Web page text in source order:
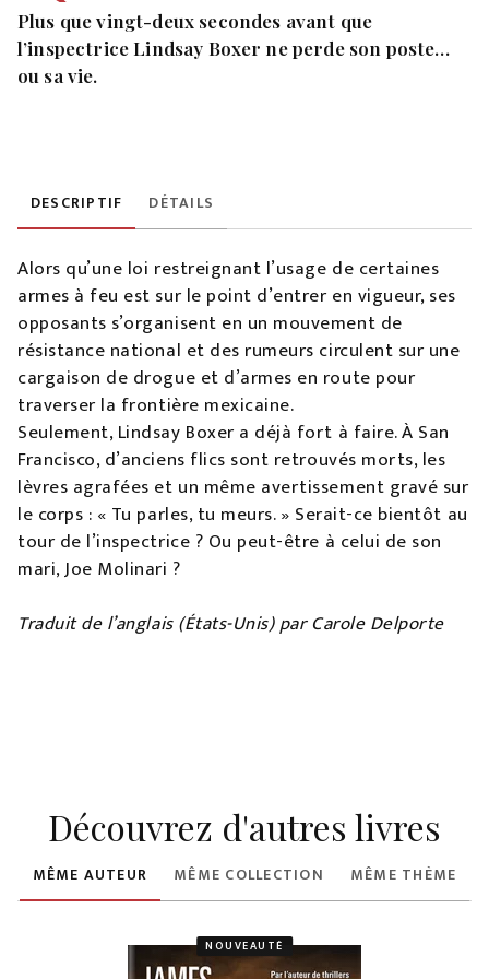
Plus que vingt-deux secondes avant que
l’inspectrice Lindsay Boxer ne perde son poste…
ou sa vie.
DESCRIPTIF DÉTAILS
Alors qu’une loi restreignant l’usage de certaines
armes à feu est sur le point d’entrer en vigueur, ses
opposants s’organisent en un mouvement de
résistance national et des rumeurs circulent sur une
cargaison de drogue et d’armes en route pour
traverser la frontière mexicaine.
Seulement, Lindsay Boxer a déjà fort à faire. À San
Francisco, d’anciens flics sont retrouvés morts, les
lèvres agrafées et un même avertissement gravé sur
le corps : « Tu parles, tu meurs. » Serait-ce bientôt au
tour de l’inspectrice ? Ou peut-être à celui de son
mari, Joe Molinari ?
Traduit de l’anglais (États-Unis) par Carole Delporte
Découvrez d'autres livres
MÊME AUTEUR MÊME COLLECTION MÊME THÈME
NOUVEAUTÉ